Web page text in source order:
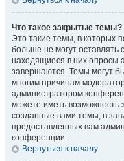
Что такое закрытые темы?
Это такие темы, в которых
больше не могут оставлять
находящиеся в них опросы
завершаются. Темы могут
многим причинам
администратором
можете иметь возможность
созданные вами темы, в
предоставленных вам
конференции.
Вернуться к началу